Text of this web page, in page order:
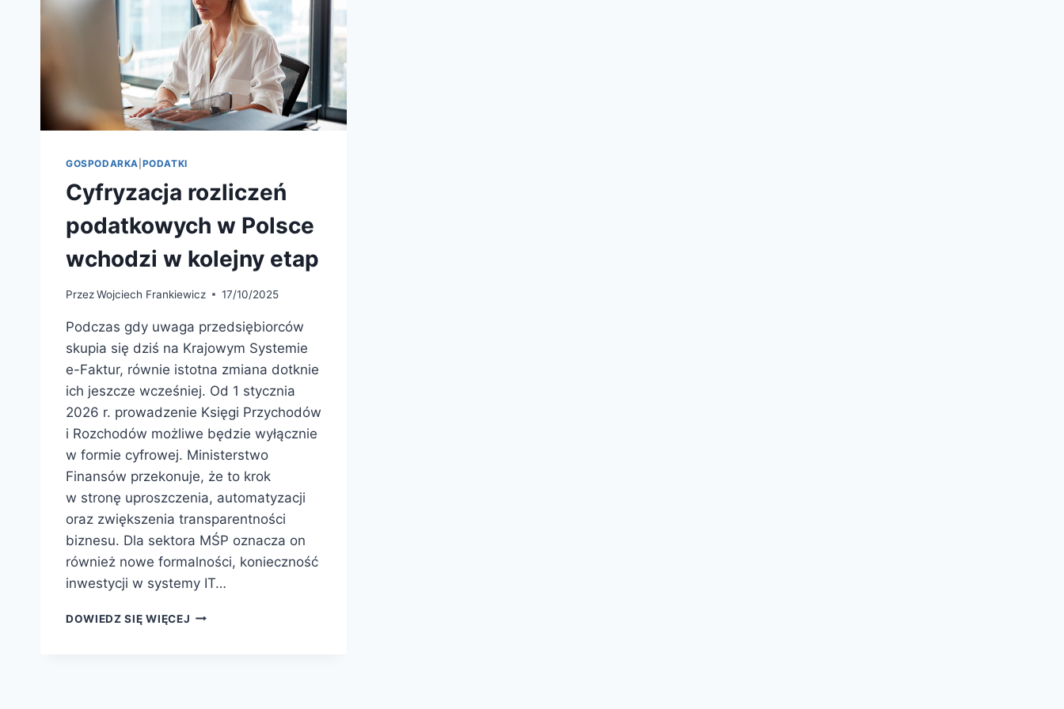
GOSPODARKA PODATKI
Cyfryzacja rozliczeń
podatkowych w Polsce
wchodzi w kolejny etap
PrzezWojciech Frankiewicz 17/10/2025
Podczas gdy uwaga przedsiębiorców
skupia się dziś na Krajowym Systemie
e-Faktur, równie istotna zmiana dotknie
ich jeszcze wcześniej. Od 1 stycznia
2026 r. prowadzenie Księgi Przychodów
i Rozchodów możliwe będzie wyłącznie
w formie cyfrowej. Ministerstwo
Finansów przekonuje, że to krok
w stronę uproszczenia, automatyzacji
oraz zwiększenia transparentności
biznesu. Dla sektora MŚP oznacza on
również nowe formalności, konieczność
inwestycji w systemy IT…
DOWIEDZ SIĘ WIĘCEJ